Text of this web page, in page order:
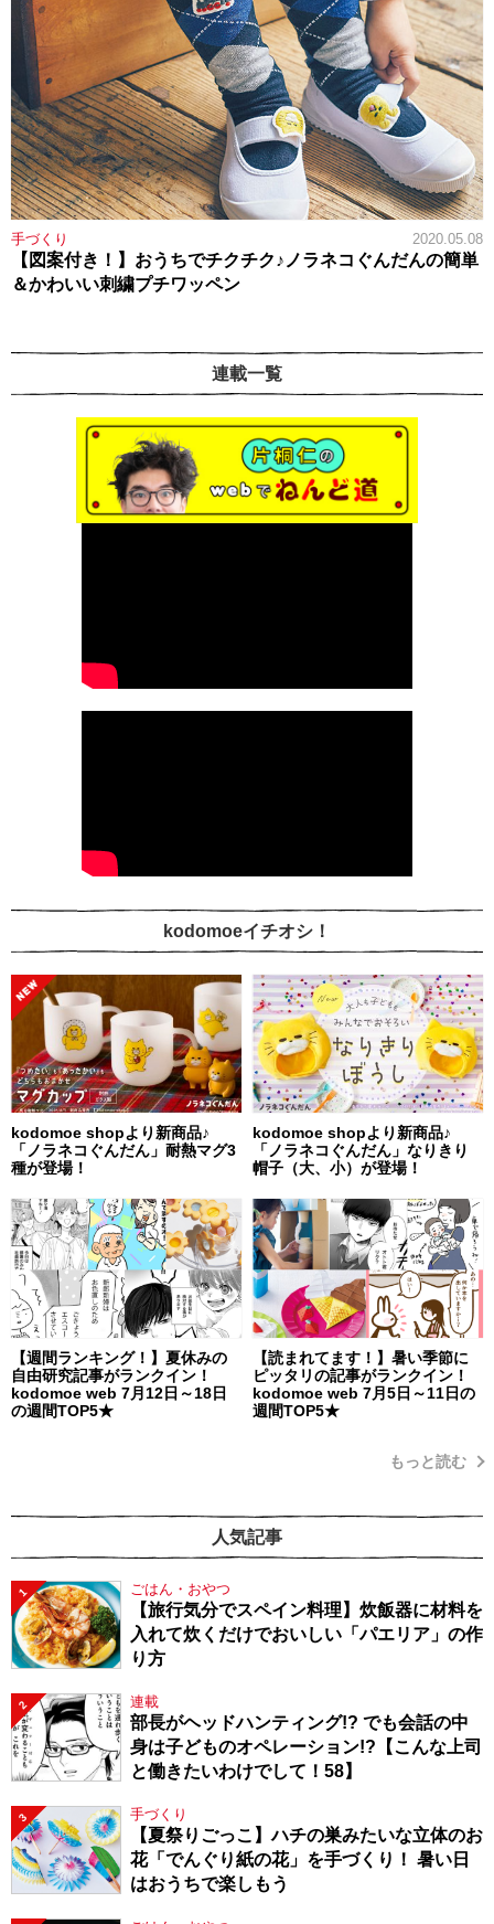
手づくり 2020.05.08
【図案付き！】おうちでチクチク♪ノラネコぐんだんの簡単
＆かわいい刺繍プチワッペン
連載一覧
kodomoeイチオシ！
kodomoe shopより新商品♪
「ノラネコぐんだん」耐熱マグ3
種が登場！
kodomoe shopより新商品♪
「ノラネコぐんだん」なりきり
帽子（大、小）が登場！
【週間ランキング！】夏休みの
自由研究記事がランクイン！
kodomoe web 7月12日～18日
の週間TOP5★
【読まれてます！】暑い季節に
ピッタリの記事がランクイン！
kodomoe web 7月5日～11日の
週間TOP5★
もっと読む
人気記事
1 ごはん・おやつ
【旅行気分でスペイン料理】炊飯器に材料を
入れて炊くだけでおいしい「パエリア」の作
り方
2 連載
部長がヘッドハンティング!? でも会話の中
身は子どものオペレーション!?【こんな上司
と働きたいわけでして！58】
3 手づくり
【夏祭りごっこ】ハチの巣みたいな立体のお
花「でんぐり紙の花」を手づくり！ 暑い日
はおうちで楽しもう